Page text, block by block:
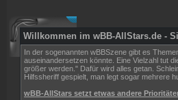
Willkommen im wBB-AllStars.de -
In der sogenannten wBBSzene gibt es
auseinandersetzen könnte. Eine Vielzahl tut
größer werden." Dafür wird alles getan.
Hilfssheriff gespielt, man legt sogar mehrere
wBB-AllStars setzt etwas andere